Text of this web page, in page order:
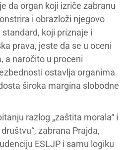
da organ koji izriče zabranu
i obrazloži njegovo
koji priznaje i
prava, jeste da se u oceni
a naročito u proceni
ostavlja organima
široka margina slobodne
razlog „zaštita morala“ i
zabrana Prajda,
ESLJP i samu logiku